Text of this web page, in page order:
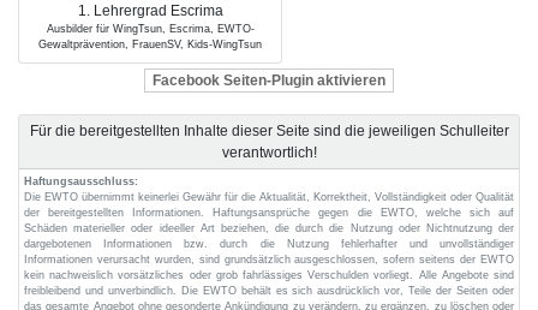
1. Lehrergrad Escrima
Ausbilder für WingTsun, Escrima, EWTO-
Gewaltprävention, FrauenSV, Kids-WingTsun
Facebook Seiten-Plugin aktivieren
Für die bereitgestellten Inhalte dieser Seite sind die jeweiligen Schulleiter
verantwortlich!
Haftungsausschluss:
Die EWTO übernimmt keinerlei Gewähr für die Aktualität, Korrektheit, Vollständigkeit oder Qualität
der bereitgestellten Informationen. Haftungsansprüche gegen die EWTO, welche sich auf
Schäden materieller oder ideeller Art beziehen, die durch die Nutzung oder Nichtnutzung der
dargebotenen Informationen bzw. durch die Nutzung fehlerhafter und unvollständiger
Informationen verursacht wurden, sind grundsätzlich ausgeschlossen, sofern seitens der EWTO
kein nachweislich vorsätzliches oder grob fahrlässiges Verschulden vorliegt. Alle Angebote sind
freibleibend und unverbindlich. Die EWTO behält es sich ausdrücklich vor, Teile der Seiten oder
das gesamte Angebot ohne gesonderte Ankündigung zu verändern, zu ergänzen, zu löschen oder